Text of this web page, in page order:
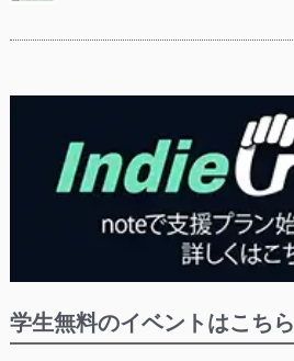
学生無料のイベントはこちら